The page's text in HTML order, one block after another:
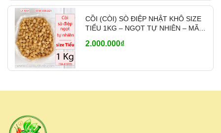
CỒI (CÒI) SÒ ĐIỆP NHẬT KHÔ SIZE
TIỂU 1KG – NGỌT TỰ NHIÊN – MÃ
2.000.000₫